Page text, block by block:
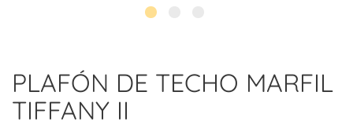
PLAFÓN DE TECHO MARFIL
TIFFANY II